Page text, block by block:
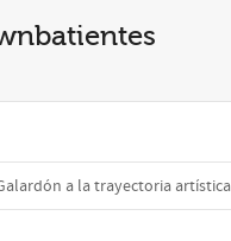
a la trayectoria artística